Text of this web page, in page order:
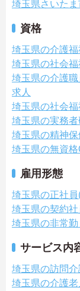
埼玉県さいた
資格
埼玉県の介護福
埼玉県の社会福
埼玉県の介護
求人
埼玉県の社会福
埼玉県の実務
埼玉県の精神
埼玉県の無資格
雇用形態
埼玉県の正社
埼玉県の契約
埼玉県の非常
サービス内
埼玉県の訪問介
埼玉県の介護